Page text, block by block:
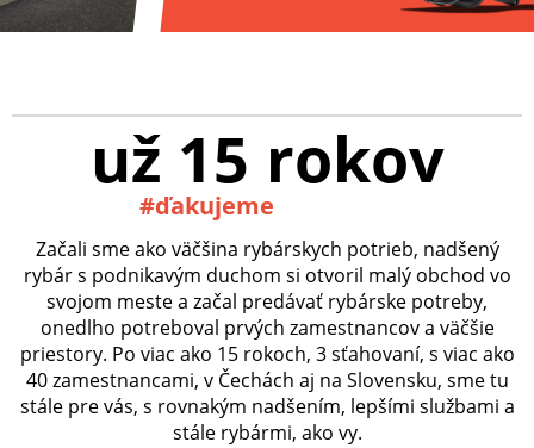
už 15 rokov
#ďakujeme
Začali sme ako väčšina rybárskych potrieb, nadšený
rybár s podnikavým duchom si otvoril malý obchod vo
svojom meste a začal predávať rybárske potreby,
onedlho potreboval prvých zamestnancov a väčšie
priestory. Po viac ako 15 rokoch, 3 sťahovaní, s viac ako
40 zamestnancami, v Čechách aj na Slovensku, sme tu
stále pre vás, s rovnakým nadšením, lepšími službami a
stále rybármi, ako vy.